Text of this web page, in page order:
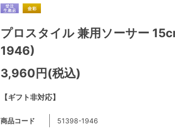
【ギフト非対応】
プロスタイル 兼用ソーサー
1946)
3,960円(税込)
商品コード 51398-1946